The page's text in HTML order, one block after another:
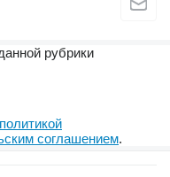
рубрики
политикой
соглашением.